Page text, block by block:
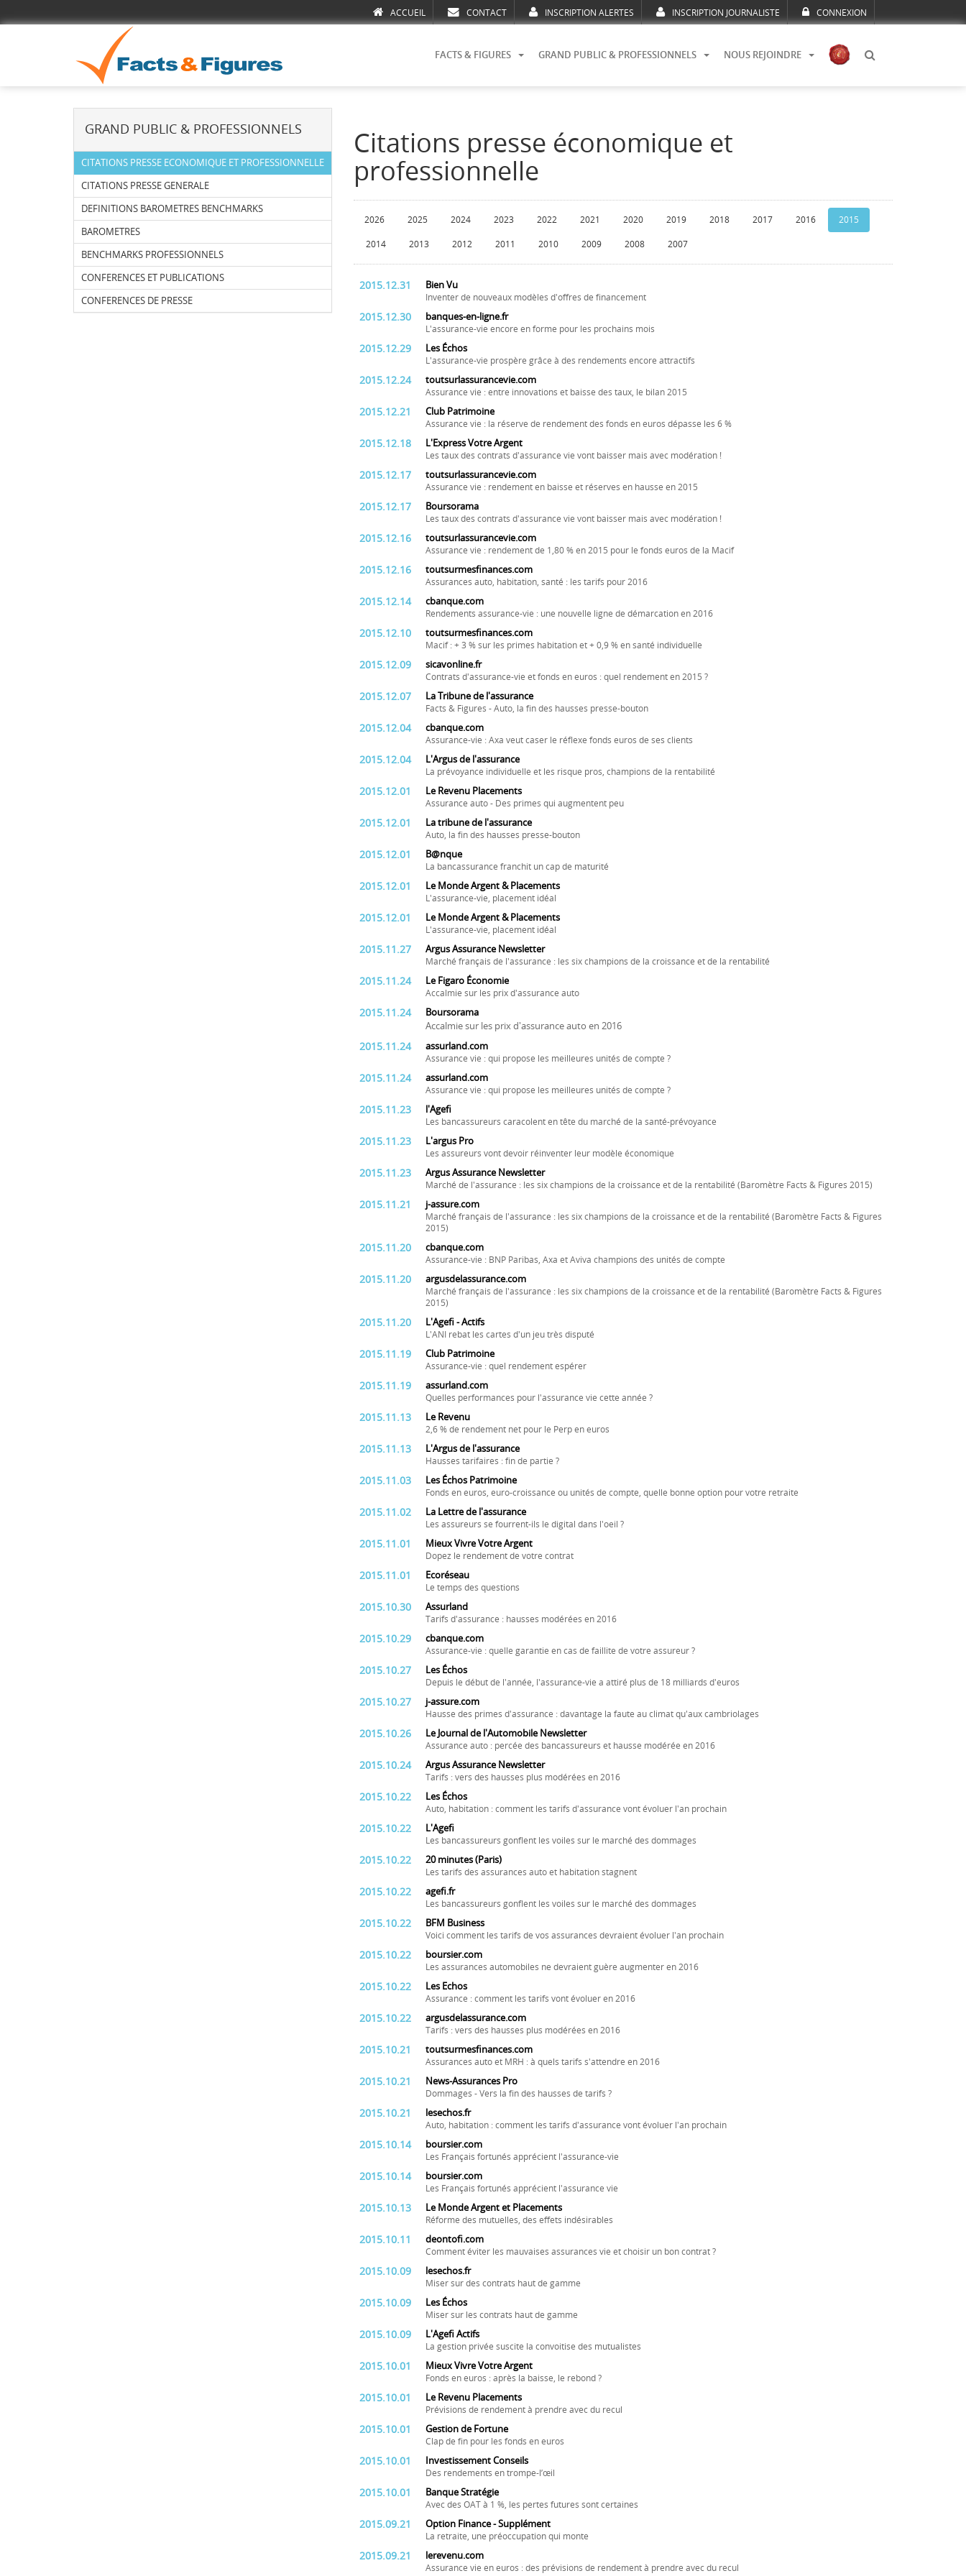
ACCUEIL CONTACT INSCRIPTION ALERTES INSCRIPTION JOURNALISTE CONNEXION
FACTS & FIGURES GRAND PUBLIC & PROFESSIONNELS NOUS REJOINDRE
GRAND PUBLIC & PROFESSIONNELS
CITATIONS PRESSE ECONOMIQUE ET PROFESSIONNELLE
CITATIONS PRESSE GENERALE
DEFINITIONS BAROMETRES BENCHMARKS
BAROMETRES
BENCHMARKS PROFESSIONNELS
CONFERENCES ET PUBLICATIONS
CONFERENCES DE PRESSE
Citations presse économique et
professionnelle
2026 2025 2024 2023 2022 2021 2020 2019 2018 2017 2016 2015
2014 2013 2012 2011 2010 2009 2008 2007
2015.12.31 Bien Vu
Inventer de nouveaux modèles d'offres de financement
2015.12.30 banques-en-ligne.fr
L'assurance-vie encore en forme pour les prochains mois
2015.12.29 Les Échos
L'assurance-vie prospère grâce à des rendements encore attractifs
2015.12.24 toutsurlassurancevie.com
Assurance vie : entre innovations et baisse des taux, le bilan 2015
2015.12.21 Club Patrimoine
Assurance vie : la réserve de rendement des fonds en euros dépasse les 6 %
2015.12.18 L'Express Votre Argent
Les taux des contrats d'assurance vie vont baisser mais avec modération !
2015.12.17 toutsurlassurancevie.com
Assurance vie : rendement en baisse et réserves en hausse en 2015
2015.12.17 Boursorama
Les taux des contrats d'assurance vie vont baisser mais avec modération !
2015.12.16 toutsurlassurancevie.com
Assurance vie : rendement de 1,80 % en 2015 pour le fonds euros de la Macif
2015.12.16 toutsurmesfinances.com
Assurances auto, habitation, santé : les tarifs pour 2016
2015.12.14 cbanque.com
Rendements assurance-vie : une nouvelle ligne de démarcation en 2016
2015.12.10 toutsurmesfinances.com
Macif : + 3 % sur les primes habitation et + 0,9 % en santé individuelle
2015.12.09 sicavonline.fr
Contrats d'assurance-vie et fonds en euros : quel rendement en 2015 ?
2015.12.07 La Tribune de l'assurance
Facts & Figures - Auto, la fin des hausses presse-bouton
2015.12.04 cbanque.com
Assurance-vie : Axa veut caser le réflexe fonds euros de ses clients
2015.12.04 L'Argus de l'assurance
La prévoyance individuelle et les risque pros, champions de la rentabilité
2015.12.01 Le Revenu Placements
Assurance auto - Des primes qui augmentent peu
2015.12.01 La tribune de l'assurance
Auto, la fin des hausses presse-bouton
2015.12.01 B@nque
La bancassurance franchit un cap de maturité
2015.12.01 Le Monde Argent & Placements
L'assurance-vie, placement idéal
2015.12.01 Le Monde Argent & Placements
L'assurance-vie, placement idéal
2015.11.27 Argus Assurance Newsletter
Marché français de l'assurance : les six champions de la croissance et de la rentabilité
2015.11.24 Le Figaro Économie
Accalmie sur les prix d'assurance auto
2015.11.24
Boursorama
Accalmie sur les prix d'assurance auto en 2016
2015.11.24 assurland.com
Assurance vie : qui propose les meilleures unités de compte ?
2015.11.24 assurland.com
Assurance vie : qui propose les meilleures unités de compte ?
2015.11.23 l'Agefi
Les bancassureurs caracolent en tête du marché de la santé-prévoyance
2015.11.23 L'argus Pro
Les assureurs vont devoir réinventer leur modèle économique
2015.11.23 Argus Assurance Newsletter
Marché de l'assurance : les six champions de la croissance et de la rentabilité (Baromètre Facts & Figures 2015)
2015.11.21 j-assure.com
Marché français de l'assurance : les six champions de la croissance et de la rentabilité (Baromètre Facts & Figures
2015)
2015.11.20 cbanque.com
Assurance-vie : BNP Paribas, Axa et Aviva champions des unités de compte
2015.11.20 argusdelassurance.com
Marché français de l'assurance : les six champions de la croissance et de la rentabilité (Baromètre Facts & Figures
2015)
2015.11.20 L'Agefi - Actifs
L'ANI rebat les cartes d'un jeu très disputé
2015.11.19 Club Patrimoine
Assurance-vie : quel rendement espérer
2015.11.19 assurland.com
Quelles performances pour l'assurance vie cette année ?
2015.11.13 Le Revenu
2,6 % de rendement net pour le Perp en euros
2015.11.13 L'Argus de l'assurance
Hausses tarifaires : fin de partie ?
2015.11.03 Les Échos Patrimoine
Fonds en euros, euro-croissance ou unités de compte, quelle bonne option pour votre retraite
2015.11.02 La Lettre de l'assurance
Les assureurs se fourrent-ils le digital dans l'oeil ?
2015.11.01 Mieux Vivre Votre Argent
Dopez le rendement de votre contrat
2015.11.01 Ecoréseau
Le temps des questions
2015.10.30 Assurland
Tarifs d'assurance : hausses modérées en 2016
2015.10.29 cbanque.com
Assurance-vie : quelle garantie en cas de faillite de votre assureur ?
2015.10.27 Les Échos
Depuis le début de l'année, l'assurance-vie a attiré plus de 18 milliards d'euros
2015.10.27 j-assure.com
Hausse des primes d'assurance : davantage la faute au climat qu'aux cambriolages
2015.10.26 Le Journal de l'Automobile Newsletter
Assurance auto : percée des bancassureurs et hausse modérée en 2016
2015.10.24 Argus Assurance Newsletter
Tarifs : vers des hausses plus modérées en 2016
2015.10.22 Les Échos
Auto, habitation : comment les tarifs d'assurance vont évoluer l'an prochain
2015.10.22 L'Agefi
Les bancassureurs gonflent les voiles sur le marché des dommages
2015.10.22 20 minutes (Paris)
Les tarifs des assurances auto et habitation stagnent
2015.10.22 agefi.fr
Les bancassureurs gonflent les voiles sur le marché des dommages
2015.10.22 BFM Business
Voici comment les tarifs de vos assurances devraient évoluer l'an prochain
2015.10.22 boursier.com
Les assurances automobiles ne devraient guère augmenter en 2016
2015.10.22 Les Echos
Assurance : comment les tarifs vont évoluer en 2016
2015.10.22 argusdelassurance.com
Tarifs : vers des hausses plus modérées en 2016
2015.10.21 toutsurmesfinances.com
Assurances auto et MRH : à quels tarifs s'attendre en 2016
2015.10.21 News-Assurances Pro
Dommages - Vers la fin des hausses de tarifs ?
2015.10.21 lesechos.fr
Auto, habitation : comment les tarifs d'assurance vont évoluer l'an prochain
2015.10.14 boursier.com
Les Français fortunés apprécient l'assurance-vie
2015.10.14 boursier.com
Les Français fortunés apprécient l'assurance vie
2015.10.13 Le Monde Argent et Placements
Réforme des mutuelles, des effets indésirables
2015.10.11 deontofi.com
Comment éviter les mauvaises assurances vie et choisir un bon contrat ?
2015.10.09 lesechos.fr
Miser sur des contrats haut de gamme
2015.10.09 Les Échos
Miser sur les contrats haut de gamme
2015.10.09 L'Agefi Actifs
La gestion privée suscite la convoitise des mutualistes
2015.10.01 Mieux Vivre Votre Argent
Fonds en euros : après la baisse, le rebond ?
2015.10.01 Le Revenu Placements
Prévisions de rendement à prendre avec du recul
2015.10.01 Gestion de Fortune
Clap de fin pour les fonds en euros
2015.10.01 Investissement Conseils
Des rendements en trompe-l’œil
2015.10.01 Banque Stratégie
Avec des OAT à 1 %, les pertes futures sont certaines
2015.09.21 Option Finance - Supplément
La retraite, une préoccupation qui monte
2015.09.21 lerevenu.com
Assurance vie en euros : des prévisions de rendement à prendre avec du recul